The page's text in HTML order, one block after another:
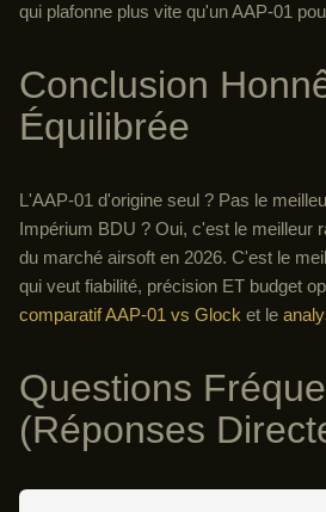
qui plafonne plus vite qu'un AAP-01
Conclusion
Équilibrée
L'AAP-01 d'origine seul ? Pas le
Impérium BDU ? Oui, c'est le meilleur
du marché airsoft en 2026. C'est le
qui veut fiabilité, précision ET budget
comparatif AAP-01 vs Glock et le
Questions
(Réponses